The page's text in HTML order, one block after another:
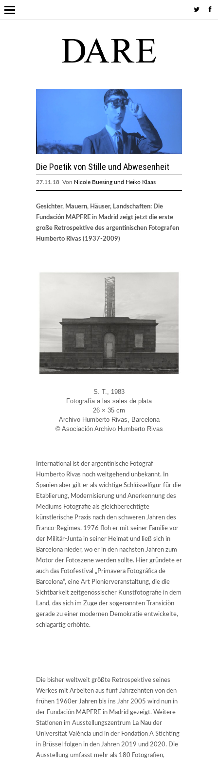
Die Poetik von Stille und Abwesenheit
27.11.18 Von Nicole Buesing und Heiko Klaas
Gesichter, Mauern, Häuser, Landschaften: Die
Fundación MAPFRE in Madrid zeigt jetzt die erste
große Retrospektive des argentinischen Fotografen
Humberto Rivas (1937-2009)
S. T., 1983
Fotografía a las sales de plata
26 × 35 cm
Archivo Humberto Rivas, Barcelona
© Asociación Archivo Humberto Rivas
International ist der argentinische Fotograf
Humberto Rivas noch weitgehend unbekannt. In
Spanien aber gilt er als wichtige Schlüsselfigur für die
Etablierung, Modernisierung und Anerkennung des
Mediums Fotografie als gleichberechtigte
künstlerische Praxis nach den schweren Jahren des
Franco-Regimes. 1976 floh er mit seiner Familie vor
der Militär-Junta in seiner Heimat und ließ sich in
Barcelona nieder, wo er in den nächsten Jahren zum
Motor der Fotoszene werden sollte. Hier gründete er
auch das Fotofestival „Primavera Fotográfica de
Barcelona“, eine Art Pionierveranstaltung, die die
Sichtbarkeit zeitgenössischer Kunstfotografie in dem
Land, das sich im Zuge der sogenannten Transiciòn
gerade zu einer modernen Demokratie entwickelte,
schlagartig erhöhte.
Die bisher weltweit größte Retrospektive seines
Werkes mit Arbeiten aus fünf Jahrzehnten von den
frühen 1960er Jahren bis ins Jahr 2005 wird nun in
der Fundación MAPFRE in Madrid gezeigt. Weitere
Stationen im Ausstellungszentrum La Nau der
Universität València und in der Fondation A Stichting
in Brüssel folgen in den Jahren 2019 und 2020. Die
Ausstellung umfasst mehr als 180 Fotografien,